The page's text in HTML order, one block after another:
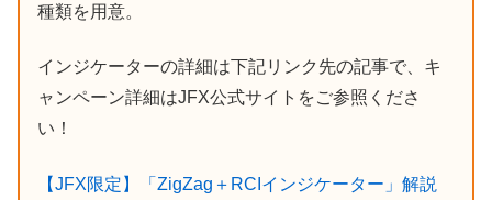
種類を用意。
インジケーターの詳細は下記リンク先の記事で、キ
ャンペーン詳細はJFX公式サイトをご参照くださ
い！
【JFX限定】「ZigZag＋RCIインジケーター」解説